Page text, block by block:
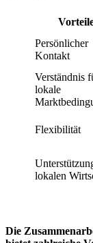
Persönlicher
Kontakt
Verständnis
lokale
Flexibilität
lokalen
Die